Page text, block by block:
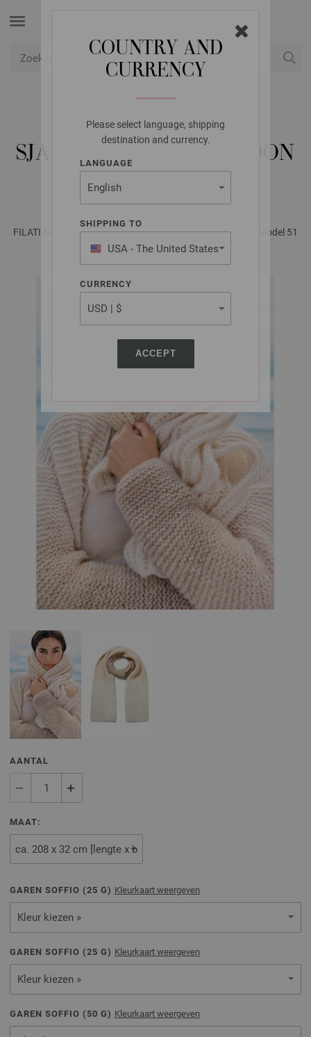
COUNTRY AND
CURRENCY
Please select language, shipping
destination and currency.
LANGUAGE
SHIPPING TO
USA - The United States
of America
CURRENCY
ACCEPT
LANA GROSSA
SJAAL IN PATENTPATROON
SOFFIO & SETASURI
FILATI No. 68 - Tijdschrift (DE) + Breibeschrijvingen (NL) | Model 51
AANTAL
MAAT:
GAREN SOFFIO (25 G) Kleurkaart weergeven
Kleur kiezen »
GAREN SOFFIO (25 G) Kleurkaart weergeven
Kleur kiezen »
GAREN SOFFIO ( 50 G) Kleurkaart weergeven